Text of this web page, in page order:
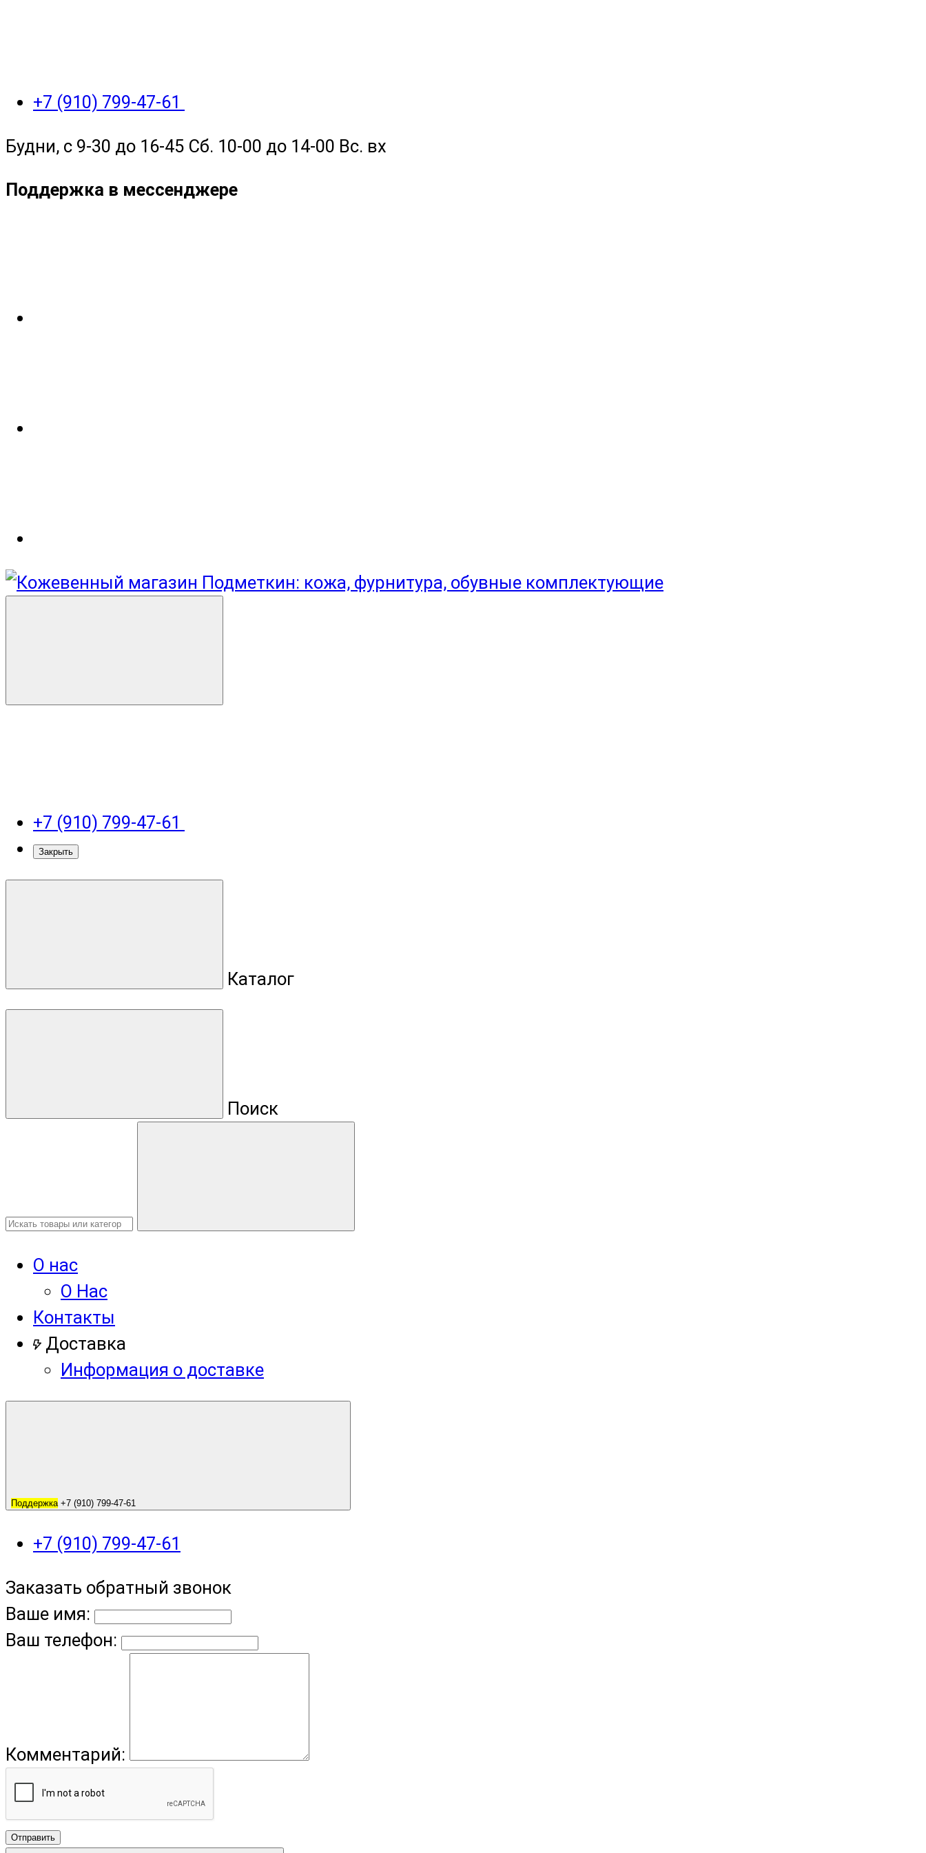
+7 (910) 799-47-61
Будни, с 9-30 до 16-45 Сб. 10-00 до 14-00 Вс. вх
Поддержка в мессенджере
+7 (910) 799-47-61
Закрыть
Каталог
Поиск
О нас
О Нас
Контакты
Доставка
Информация о доставке
Поддержка +7 (910) 799-47-61
+7 (910) 799-47-61
Заказать обратный звонок
Ваше имя:
Ваш телефон:
Комментарий:
Отправить